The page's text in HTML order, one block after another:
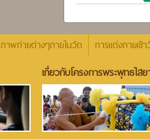
ภาพถ่ายต่างๆภายในวัด การแต่งกายเข้
เกี่ยวกับโครงการพระพุทธไส